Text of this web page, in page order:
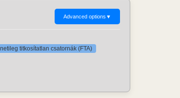
Advanced options ▼
titkosítatlan csatornák (FTA)